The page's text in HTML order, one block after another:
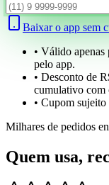
Baixar o app sem
• Válido
pelo app.
• Desconto de
cumulativo com
• Cupom
Milhares de pedidos
Quem usa,